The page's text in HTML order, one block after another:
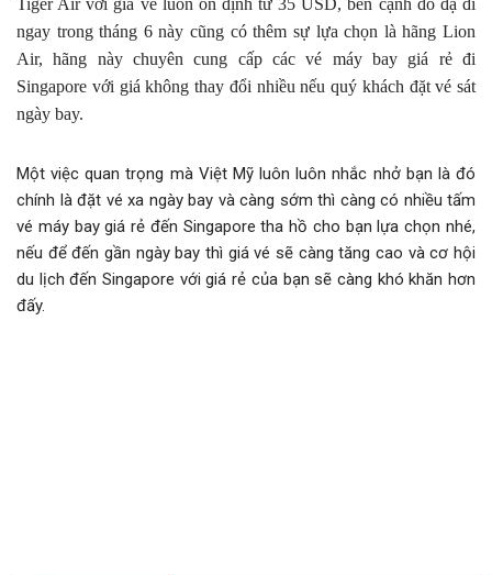
Tiger Air với giá vé luôn ổn định từ 35 USD, bên cạnh đó đặ đi
ngay trong tháng 6 này cũng có thêm sự lựa chọn là hãng Lion
Air, hãng này chuyên cung cấp các vé máy bay giá rẻ đi
Singapore với giá không thay đổi nhiều nếu quý khách đặt vé sát
ngày bay.
Một việc quan trọng mà Việt Mỹ luôn luôn nhắc nhở bạn là đó
chính là đặt vé xa ngày bay và càng sớm thì càng có nhiều tấm
vé máy bay giá rẻ đến Singapore tha hồ cho bạn lựa chọn nhé,
nếu để đến gần ngày bay thì giá vé sẽ càng tăng cao và cơ hội
du lịch đến Singapore với giá rẻ của bạn sẽ càng khó khăn hơn
đấy.